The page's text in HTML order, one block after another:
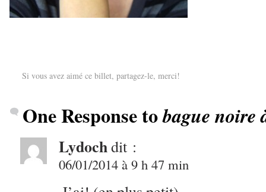
Si vous avez aimé ce billet, partagez-le, merci!
One Response tobague noire
Lydochdit :
06/01/2014 à 9 h 47 min